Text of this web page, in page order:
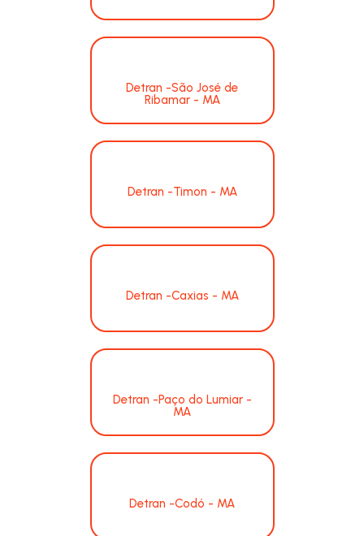
Detran -São José de
Ribamar - MA
Detran -Timon - MA
Detran -Caxias - MA
Detran -Paço do Lumiar -
MA
Detran -Codó - MA